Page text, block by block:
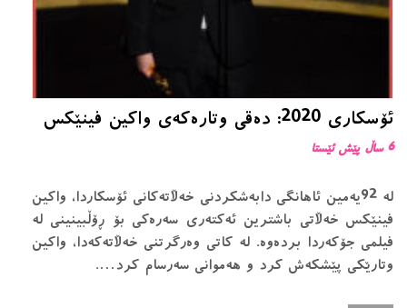
ئۆسکاری 2020: دەقی وتارەکەی واکین فینێکس
6 ساڵ پێش ئێستا
لە 92یەمین ئاهانگی دابەشکردنی خەڵاتەکانی ئۆسکاردا، واکین
فینێکس خەڵاتی باشترین ئەکتەری سەرەکی بۆ ڕۆڵبینینی لە
فیلمی جۆکەردا بردەوە. لە کاتی وەرگرتنی خەڵاتەکەدا، واکین
وتارێکی پێشکەش کرد و هەموانی سەرسام کرد….